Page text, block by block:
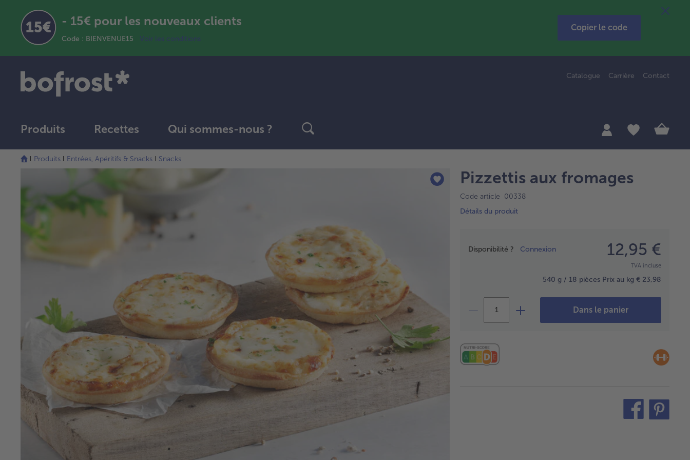
- 15€ pour les nouveaux clients
Code : BIENVENUE15 Voir les conditions
Copier le code
Catalogue Carrière Contact
Produits Recettes Qui sommes-nous ?
Produits Entrées, Apéritifs & Snacks Snacks
Pizzettis aux fromages
Code article 00338
Détails du produit
Disponibilité ? Connexion 12,95 €
TVA incluse
540 g / 18 pièces Prix au kg € 23,98
Dans le panier
teilen